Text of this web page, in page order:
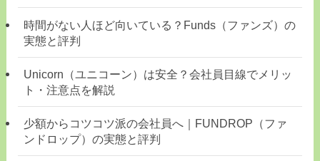
時間がない人ほど向いている？Funds（ファンズ）の
実態と評判
Unicorn（ユニコーン）は安全？会社員目線でメリッ
ト・注意点を解説
少額からコツコツ派の会社員へ｜FUNDROP（ファ
ンドロップ）の実態と評判